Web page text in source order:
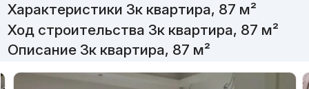
Характеристики 3к квартира, 87 м²
Ход строительства 3к квартира, 87 м²
Описание 3к квартира, 87 м²